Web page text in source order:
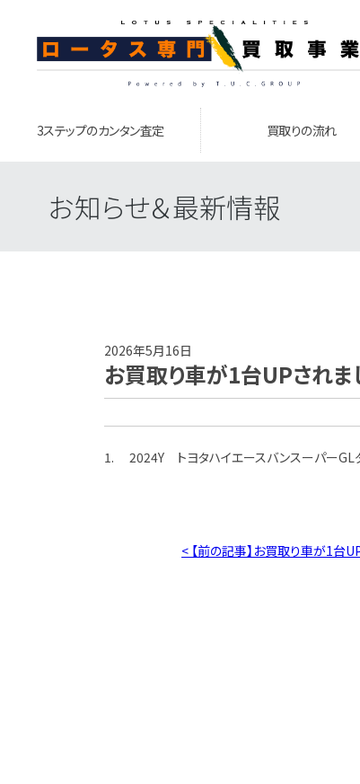
3ステップのカンタン査定 買取りの流れ
お知らせ＆最新情報
2026年5月16日
お買取り車が1台UPされま
1. 2024Y トヨタハイエースバンスーパー
< 【前の記事】お買取り車が1台